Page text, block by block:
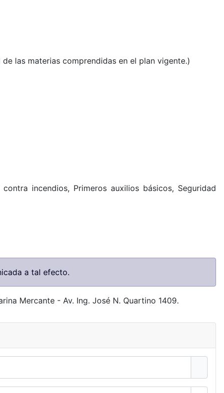
las materias comprendidas en el plan vigente.)
incendios, Primeros auxilios básicos, Seguridad
a tal efecto.
Mercante - Av. Ing. José N. Quartino 1409.